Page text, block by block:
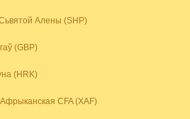
Алены (SHP)
(GBP)
(HRK)
CFA (XAF)